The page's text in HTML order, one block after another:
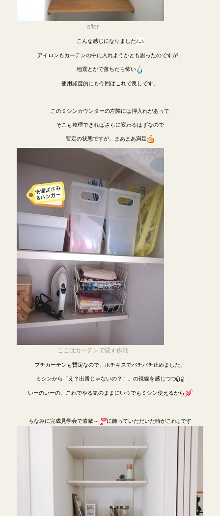
after
こんな感じになりました
アイロンもカーテンの中に入れようかとも思ったのですが、
地震とかで落ちたら怖い
使用頻度的にも今回はこれで良しです。
このミシンカウンターの左隣には押入れがあって
そこも整理できればさらに変わるはずなので
暫定の状態ですが、まあまあ満足
ここはカーテンで隠す作戦
プチカーテンも暫定なので、ホチキスでバチバチ止めました。
ミシンから「え？出番じゃないの？！」の視線を感じつつ
いーのいーの、これでやる気のままにいつでもミシン使えるから
ちなみに完成見学会で素敵～ に飾っていただいた時がこれ↓です